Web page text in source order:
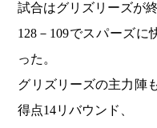
試合はグリズリーズが
128－109でスパーズ
った。
グリズリーズの主力陣
得点14リバウンド、